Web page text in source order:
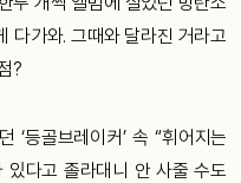
다가와. 그때와 달라진 거라고
?
등골브레이커’ 속 “휘어지는
다고 졸라대니 안 사줄 수도